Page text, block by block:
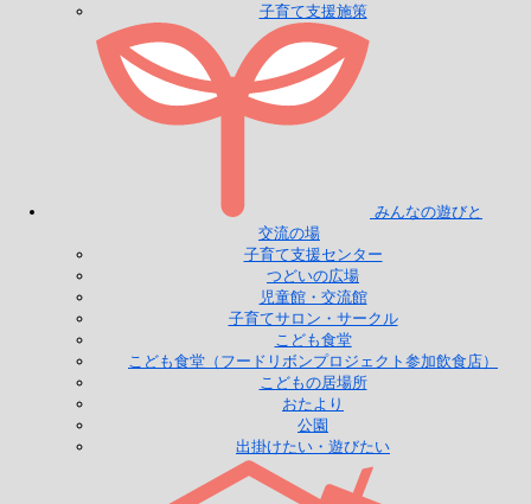
子育て支援施策
みんなの遊びと
交流の場
子育て支援センター
つどいの広場
児童館・交流館
子育てサロン・サークル
こども食堂
こども食堂（フードリボンプロジェクト参加飲食店）
こどもの居場所
おたより
公園
出掛けたい・遊びたい